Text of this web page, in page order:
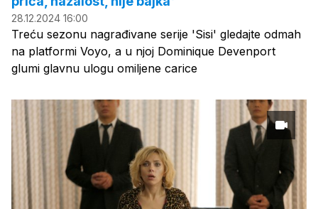
28.12.2024 16:00
Treću sezonu nagrađivane serije 'Sisi' gledajte odmah
na platformi Voyo, a u njoj Dominique Devenport
glumi glavnu ulogu omiljene carice